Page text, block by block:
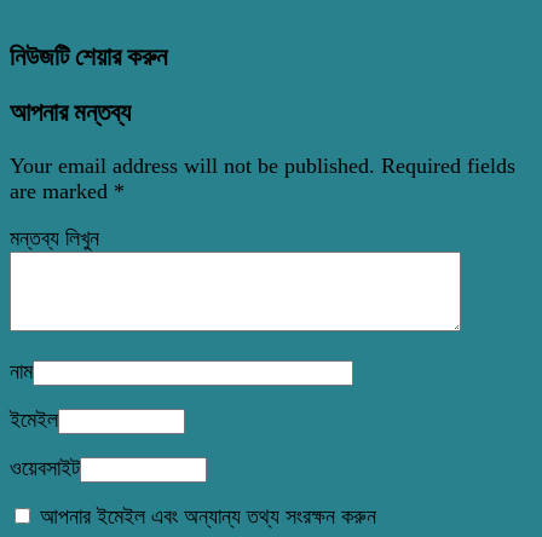
নিউজটি শেয়ার করুন
আপনার মন্তব্য
Your email address will not be published. Required fields
are marked *
মন্তব্য লিখুন
নাম
ইমেইল
ওয়েবসাইট
আপনার ইমেইল এবং অন্যান্য তথ্য সংরক্ষন করুন